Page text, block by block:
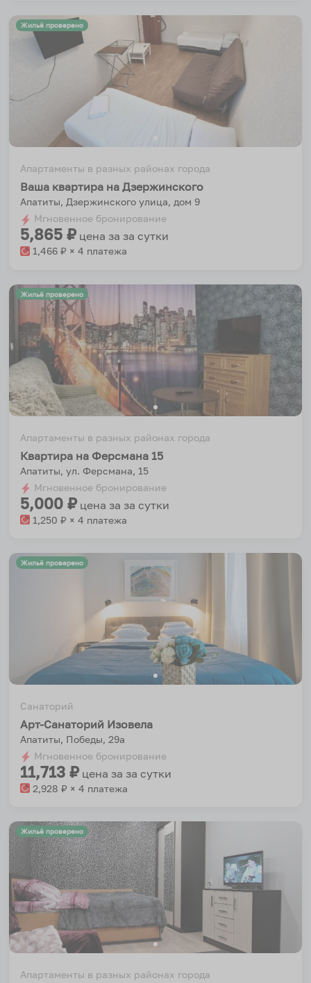
Жильё проверено
Апартаменты в разных районах города
Ваша квартира на Дзержинского
Апатиты, Дзержинского улица, дом 9
Мгновенное бронирование
5,865 ₽ цена за за сутки
1,466 ₽ × 4 платежа
Жильё проверено
Апартаменты в разных районах города
Квартира на Ферсмана 15
Апатиты, ул. Ферсмана, 15
Мгновенное бронирование
5,000 ₽ цена за за сутки
1,250 ₽ × 4 платежа
Жильё проверено
Санаторий
Арт-Санаторий Изовела
Апатиты, Победы, 29а
Мгновенное бронирование
11,713 ₽ цена за за сутки
2,928 ₽ × 4 платежа
Жильё проверено
Апартаменты в разных районах города